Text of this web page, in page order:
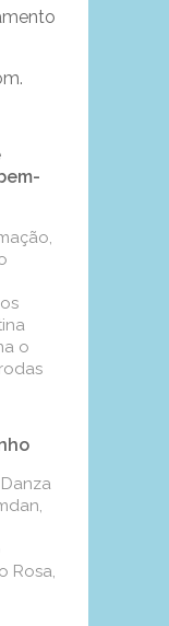
o
Rosa,